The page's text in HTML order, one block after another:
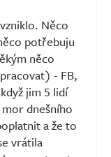
Něco
potřebuju
něco
- FB,
jim 5 lidí
dnešního
a že to
vrátila